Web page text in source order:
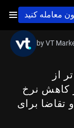
معامله کنید
از
کاهش نرخ
تقاضا برای
by VT